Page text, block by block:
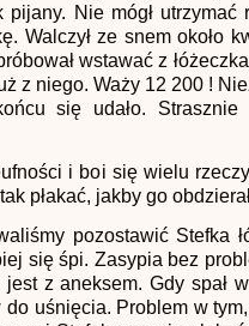
pijany. Nie mógł utrzymać
Walczył ze snem około
wstawać z
z niego. Waży 12 200 !
się udało.
i boi się wielu
płakać, jakby go
pozostawić Stefka
się śpi. Zasypia bez
z aneksem. Gdy spał
uśnięcia. Problem w